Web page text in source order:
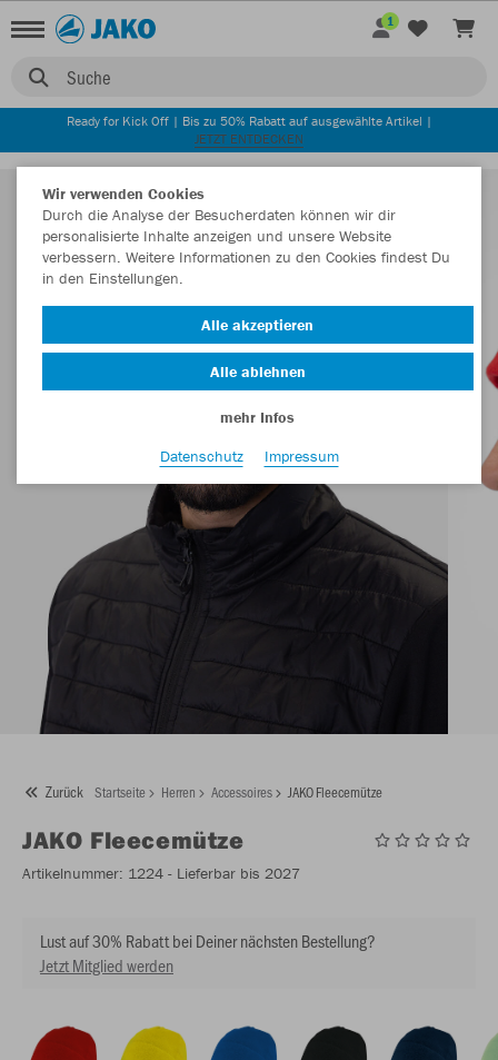
Suche
1
Ready for Kick Off | Bis zu 50% Rabatt auf ausgewählte Artikel |
JETZT ENTDECKEN
Zurück Startseite Herren Accessoires JAKO Fleecemütze
JAKO Fleecemütze
Artikelnummer: 1224 - Lieferbar bis 2027
Lust auf 30% Rabatt bei Deiner nächsten Bestellung?
Jetzt Mitglied werden
Wir verwenden Cookies
Durch die Analyse der Besucherdaten können wir dir
personalisierte Inhalte anzeigen und unsere Website
verbessern. Weitere Informationen zu den Cookies findest Du
in den Einstellungen.
Alle akzeptieren
Alle ablehnen
mehr Infos
Datenschutz
Impressum